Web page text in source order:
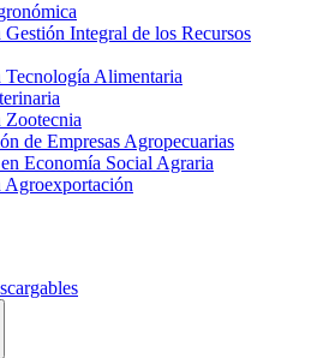
Integral de los Recursos
Tecnología Alimentaria
Zootecnia
de Empresas Agropecuarias
Economía Social Agraria
Agroexportación